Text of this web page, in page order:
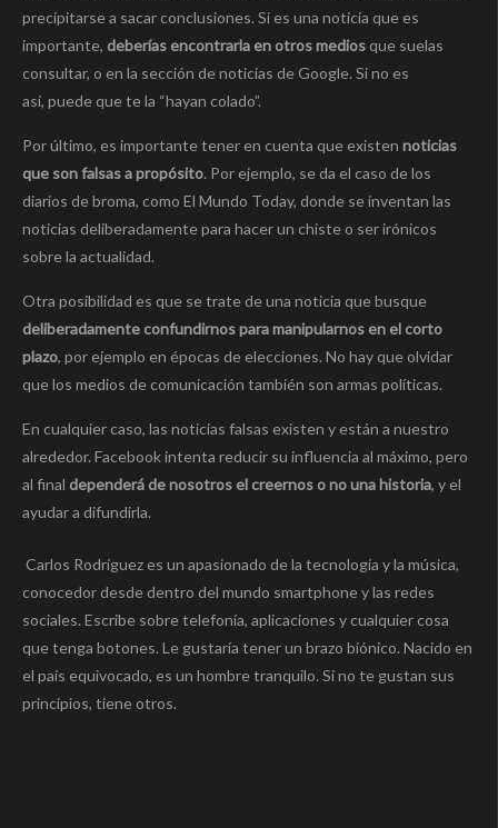
precipitarse a sacar conclusiones. Si es una noticia que es
importante, deberías encontrarla en otros mediosque suelas
consultar, o en la sección de noticias de Google. Si no es
así, puede que te la “hayan colado”.
Por último, es importante tener en cuenta que existen noticias
que son falsas a propósito. Por ejemplo, se da el caso de los
diarios de broma, como El Mundo Today, donde se inventan las
noticias deliberadamente para hacer un chiste o ser irónicos
sobre la actualidad.
Otra posibilidad es que se trate de una noticia que busque
deliberadamente confundirnos para manipularnos en el corto
plazo, por ejemplo en épocas de elecciones. No hay que olvidar
que los medios de comunicación también son armas políticas.
En cualquier caso, las noticias falsas existen y están a nuestro
alrededor. Facebook intenta reducir su influencia al máximo, pero
al final dependerá de nosotros el creernos o no una historia, y el
ayudar a difundirla.
Carlos Rodríguez es un apasionado de la tecnología y la música,
conocedor desde dentro del mundo smartphone y las redes
sociales. Escribe sobre telefonía, aplicaciones y cualquier cosa
que tenga botones. Le gustaría tener un brazo biónico. Nacido en
el país equivocado, es un hombre tranquilo. Si no te gustan sus
principios, tiene otros.